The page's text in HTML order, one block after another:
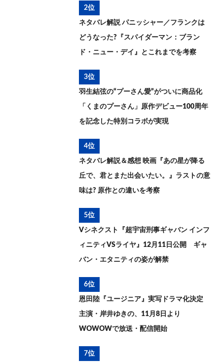
2位
ネタバレ解説 パニッシャー／フランクは
どうなった?『スパイダーマン：ブラン
ド・ニュー・デイ』とこれまでを考察
3位
羽生結弦の“プーさん愛”がついに商品化
「くまのプーさん」原作デビュー100周年
を記念した特別コラボが実現
4位
ネタバレ解説＆感想 映画『あの星が降る
丘で、君とまた出会いたい。』ラストの意
味は? 原作との違いを考察
5位
Vシネクスト『超宇宙刑事ギャバン インフ
ィニティVSライヤ』12月11日公開 ギャ
バン・エタニティの姿が解禁
6位
恩田陸『ユージニア』実写ドラマ化決定
主演・岸井ゆきの、11月8日より
WOWOWで放送・配信開始
7位